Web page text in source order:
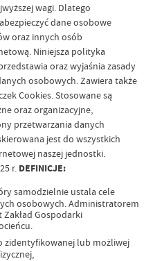
wagi. Dlatego
dane osobowe
oraz innych osób
Niniejsza polityka
oraz wyjaśnia zasady
osobowych. Zawiera także
Cookies. Stosowane są
oraz organizacyjne,
przetwarzania danych
jest do wszystkich
naszej jednostki.
r. DEFINICJE:
samodzielnie ustala cele
osobowych. Administratorem
Gospodarki
zidentyfikowanej lub możliwej